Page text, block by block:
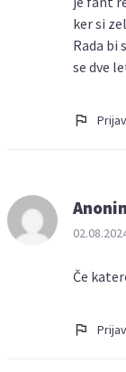
ker si
Rada bi
se dve
Če